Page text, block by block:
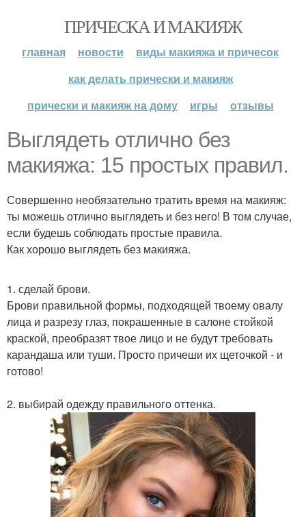
ПРИЧЕСКА И МАКИЯЖ
главная новости
виды макияжа и причесок
как делать прически и макияж
прически и макияж на дому
игры отзывы
Выглядеть отлично без
макияжа: 15 простых правил.
Совершенно необязательно тратить время на макияж:
ты можешь отлично выглядеть и без него! В том случае,
если будешь соблюдать простые правила.
Как хорошо выглядеть без макияжа.
1. сделай брови.
Брови правильной формы, подходящей твоему овалу
лица и разрезу глаз, покрашенные в салоне стойкой
краской, преобразят твое лицо и не будут требовать
карандаша или туши. Просто причеши их щеточкой - и
готово!
2. выбирай одежду правильного оттенка.